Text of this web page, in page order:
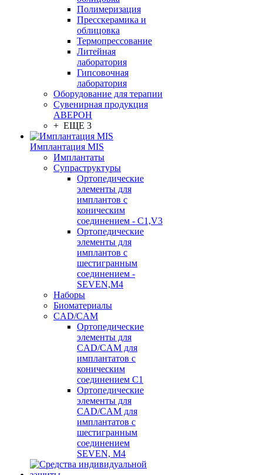
Полимеризация
Пресскерамика и
облицовка
Термопрессование
Литейная
лаборатория
Гипсовочная
лаборатория
Оборудование для терапии
Сувенирная продукция
АВЕРОН
+ ЕЩЕ 3
Имплантация MIS
Имплантаты
Супраструктуры
Ортопедические
элементы для
имплантов с
коническим
соединением - C1,V3
Ортопедические
элементы для
имплантов с
шестигранным
соединением -
SEVEN,M4
Наборы
Биоматериалы
CAD/CAM
Ортопедические
элементы для
CAD/CAM для
имплантатов с
коническим
соединением С1
Ортопедические
элементы для
CAD/CAM для
имплантатов с
шестигранным
соединением
SEVEN, М4